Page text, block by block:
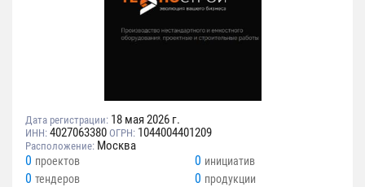
Дата регистрации: 18 мая 2026 г.
ИНН: 4027063380 ОГРН: 1044004401209
Расположение: Москва
0 проектов 0 инициатив
0 тендеров 0 продукции